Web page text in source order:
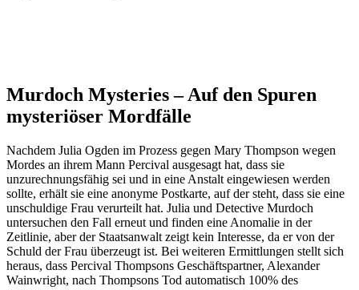
Murdoch Mysteries – Auf den Spuren
mysteriöser Mordfälle
Nachdem Julia Ogden im Prozess gegen Mary Thompson wegen
Mordes an ihrem Mann Percival ausgesagt hat, dass sie
unzurechnungsfähig sei und in eine Anstalt eingewiesen werden
sollte, erhält sie eine anonyme Postkarte, auf der steht, dass sie eine
unschuldige Frau verurteilt hat. Julia und Detective Murdoch
untersuchen den Fall erneut und finden eine Anomalie in der
Zeitlinie, aber der Staatsanwalt zeigt kein Interesse, da er von der
Schuld der Frau überzeugt ist. Bei weiteren Ermittlungen stellt sich
heraus, dass Percival Thompsons Geschäftspartner, Alexander
Wainwright, nach Thompsons Tod automatisch 100% des